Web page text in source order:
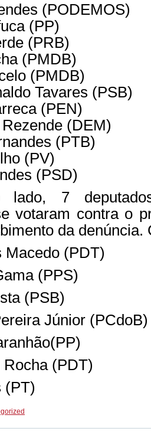
(PODEMOS)
(PP)
(PRB)
(PMDB)
(PMDB)
Tavares (PSB)
(PEN)
(DEM)
(PTB)
(PV)
(PSD)
lado, 7
votaram contra o
da denúncia.
Macedo (PDT)
(PPS)
(PSB)
Júnior (PCdoB)
Rocha (PDT)
(PT)